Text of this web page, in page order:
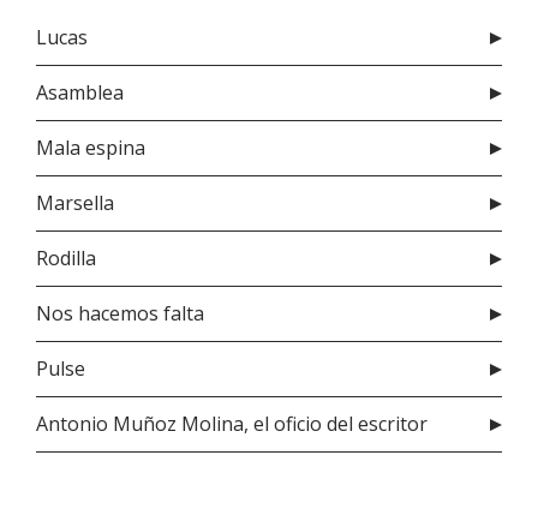
Lucas
Asamblea
Mala espina
Marsella
Rodilla
Nos hacemos falta
Pulse
Antonio Muñoz Molina, el oficio del escritor